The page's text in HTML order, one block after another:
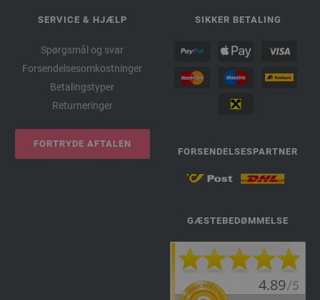
SERVICE & HJÆLP
Spørgsmål og svar
Forsendelsesomkostninger
Betalingstyper
Returneringer
FORTRYDE AFTALEN
SIKKER BETALING
FORSENDELSESPARTNER
GÆSTEBEDØMMELSE